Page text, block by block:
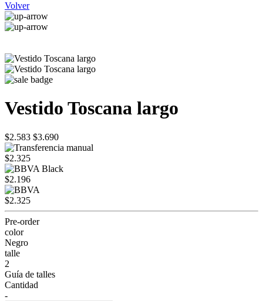
Volver
Vestido Toscana largo
$2.583 $3.690
$2.325
$2.196
$2.325
Pre-order
color
Negro
talle
2
Guía de talles
Cantidad
-